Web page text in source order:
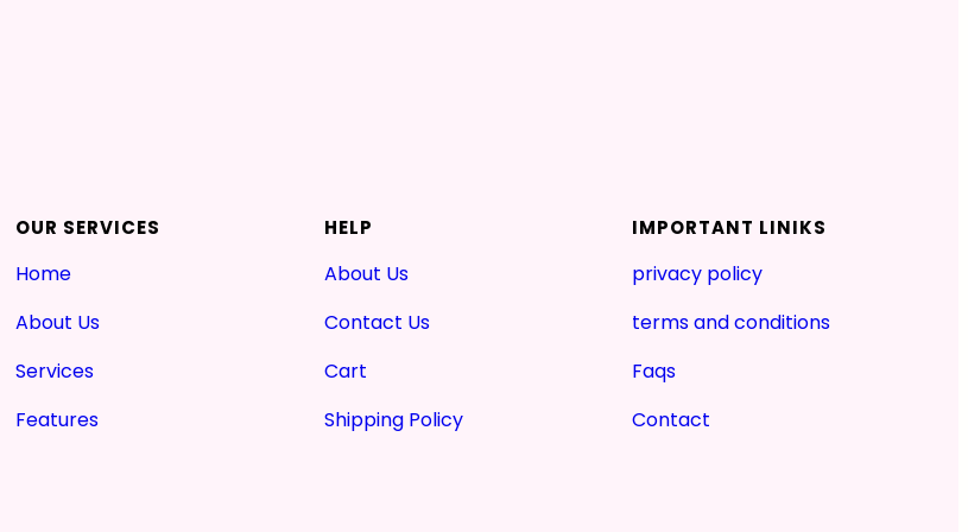
OUR SERVICES
Home
About Us
Services
Features
HELP
About Us
Contact Us
Cart
Shipping Policy
IMPORTANT LINIKS
privacy policy
terms and conditions
Faqs
Contact